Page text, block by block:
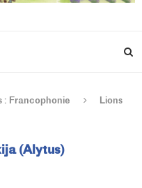
: Francophonie
Lions
(Alytus)